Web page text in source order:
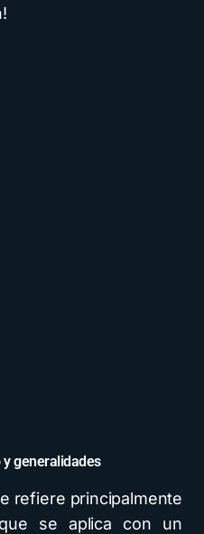
generalidades
refiere principalmente
se aplica con un